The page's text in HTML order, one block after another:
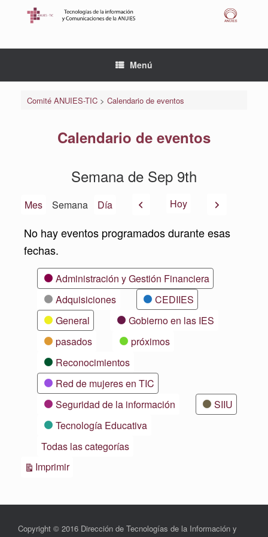
Menú
Comité ANUIES-TIC> Calendario de eventos
Calendario de eventos
Semana de Sep 9th
Mes Semana Día AnteriorHoy Siguiente
No hay eventos programados durante esas
fechas.
CategoríasAdministración y Gestión Financiera
Adquisiciones
CEDIIES
General
Gobierno en las IES
pasados
próximos
Reconocimientos
Red de mujeres en TIC
Seguridad de la información
SIIU
Tecnología Educativa
Todas las categorías
ImprimirVistas
Copyright © 2016 Dirección de Tecnologías de la Información y